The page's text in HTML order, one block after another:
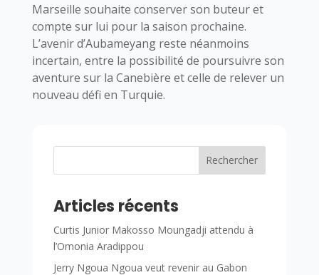
Marseille souhaite conserver son buteur et
compte sur lui pour la saison prochaine.
L’avenir d’Aubameyang reste néanmoins
incertain, entre la possibilité de poursuivre son
aventure sur la Canebière et celle de relever un
nouveau défi en Turquie.
Rechercher
Articles récents
Curtis Junior Makosso Moungadji attendu à
l’Omonia Aradippou
Jerry Ngoua Ngoua veut revenir au Gabon